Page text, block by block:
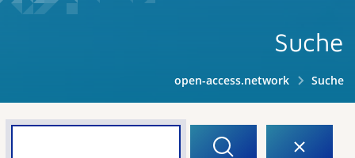
Suche
open-access.network Suche